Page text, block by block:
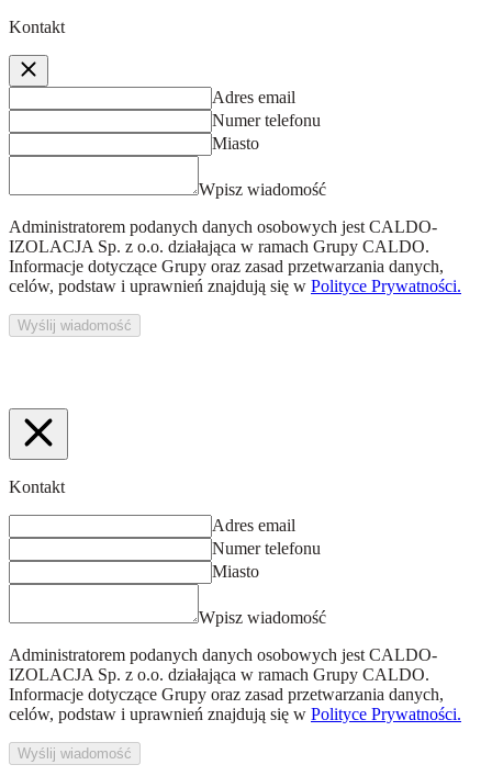
Kontakt
Adres email
Numer telefonu
Miasto
Wpisz wiadomość
Administratorem podanych danych osobowych jest CALDO-
IZOLACJA Sp. z o.o. działająca w ramach Grupy CALDO.
Informacje dotyczące Grupy oraz zasad przetwarzania danych,
celów, podstaw i uprawnień znajdują się w Polityce Prywatności.
Wyślij wiadomość
Kontakt
Adres email
Numer telefonu
Miasto
Wpisz wiadomość
Administratorem podanych danych osobowych jest CALDO-
IZOLACJA Sp. z o.o. działająca w ramach Grupy CALDO.
Informacje dotyczące Grupy oraz zasad przetwarzania danych,
celów, podstaw i uprawnień znajdują się w Polityce Prywatności.
Wyślij wiadomość